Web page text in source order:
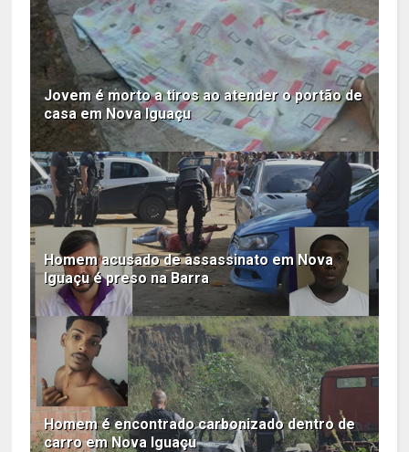
Jovem é morto a tiros ao atender o portão de
casa em Nova Iguaçu
Homem acusado de assassinato em Nova
Iguaçu é preso na Barra
Homem é encontrado carbonizado dentro de
carro em Nova Iguaçu